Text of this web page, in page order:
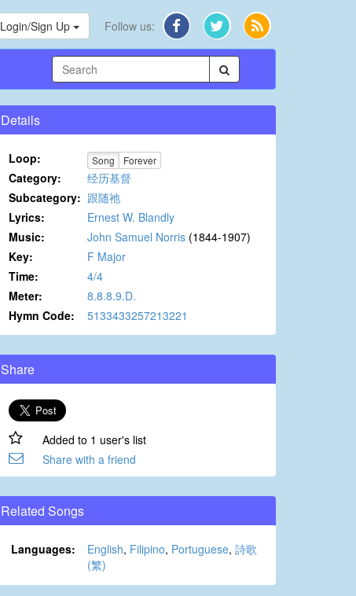
Login/Sign Up Follow us:
Details
Loop: Song Forever
Category:
经历基督
Subcategory: 跟随祂
Lyrics:
Ernest W. Blandly
Music:
John Samuel Norris (1844-1907)
Key:
F Major
Time:
4/4
Meter:
8.8.8.9.D.
Hymn Code:
5133433257213221
Share
Added to 1 user's list
Share with a friend
Related Songs
Languages: English, Filipino, Portuguese, 詩歌
(繁)